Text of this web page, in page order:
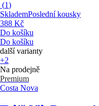
(1)
SklademPoslední kousky
388 Kč
Do košíku
Do košíku
další varianty
+2
Na prodejně
Premium
Costa Nova